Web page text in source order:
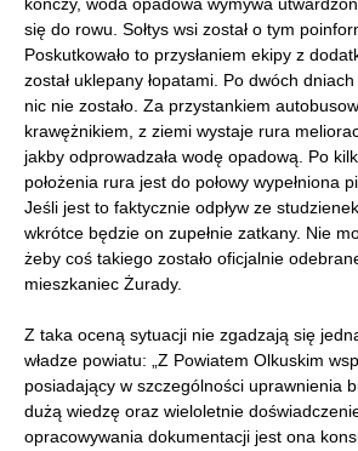
kończy, woda opadowa wymywa
się do rowu. Sołtys wsi został o tym
Poskutkowało to przysłaniem ekipy z
został uklepany łopatami. Po dwóch
nic nie zostało. Za przystankiem
krawężnikiem, z ziemi wystaje rura
jakby odprowadzała wodę opadową. Po
położenia rura jest do połowy wypełniona
Jeśli jest to faktycznie odpływ ze
wkrótce będzie on zupełnie zatkany. Nie
żeby coś takiego zostało oficjalnie
mieszkaniec Żurady.
Z taka oceną sytuacji nie zgadzają się
władze powiatu: „Z Powiatem Olkuskim
posiadający w szczególności uprawnienia
dużą wiedzę oraz wieloletnie
opracowywania dokumentacji jest ona